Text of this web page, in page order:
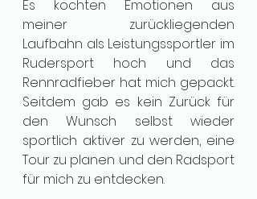
Es kochten Emotionen aus
meiner zurückliegenden
Laufbahn als Leistungssportler im
Rudersport hoch und das
Rennradfieber hat mich gepackt.
Seitdem gab es kein Zurück für
den Wunsch selbst wieder
sportlich aktiver zu werden, eine
Tour zu planen und den Radsport
für mich zu entdecken.